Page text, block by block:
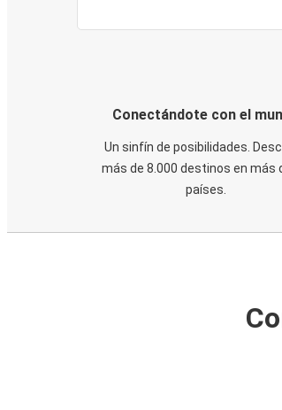
Conectándote con el
Un sinfín de posibilidades.
más de 8.000 destinos en más
países.